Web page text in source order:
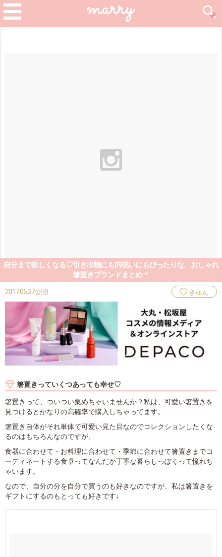
自分まで欲しくなる♡引き出物にも内祝いにもぴったりな、おしゃれ
箸置きブランドまとめ＊
2017.05.27公開 きゅん
箸置きっていくつあっても幸せ♡
箸置きって、ついつい集めちゃいませんか？私は、可愛い箸置きを
見つけるとかなりの高確率で購入しちゃってます。
箸置き自体がそれ単体で可愛い見た目なのでコレクションしたくな
るのはもちろんなのですが、
食器に合わせて・お料理に合わせて・季節に合わせて箸置きまでコ
ーディネートする食卓ってなんだか丁寧な暮らしっぽくって憧れち
ゃいます。
なので、自分の分を自分で買うのも好きなのですが、私は箸置きを
ギフトにするのもとっても好きです♩